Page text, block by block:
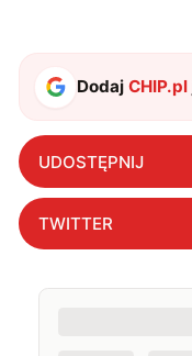
DodajCHIP.pl
UDOSTĘPNIJ
TWITTER